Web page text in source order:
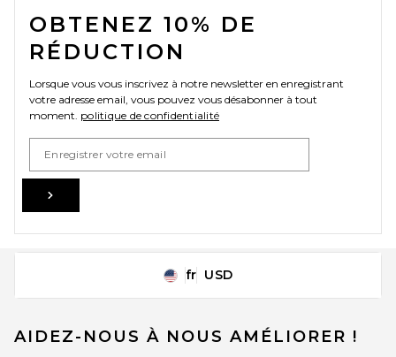
OBTENEZ 10% DE
RÉDUCTION
Lorsque vous vous inscrivez à notre newsletter en enregistrant
votre adresse email, vous pouvez vous désabonner à tout
moment. politique de confidentialité
Change Country Regions
fr USD
AIDEZ-NOUS À NOUS AMÉLIORER !